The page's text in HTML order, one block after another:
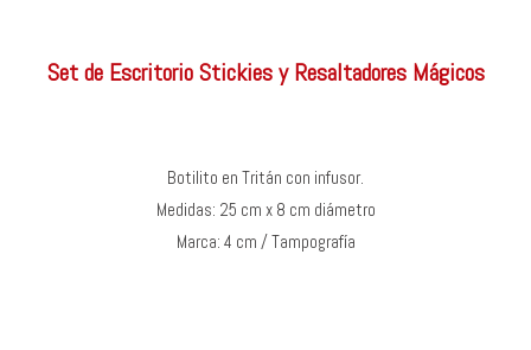
Set de Escritorio Stickies y Resaltadores Mágicos
Botilito en Tritán con infusor.
Medidas: 25 cm x 8 cm diámetro
Marca: 4 cm / Tampografía